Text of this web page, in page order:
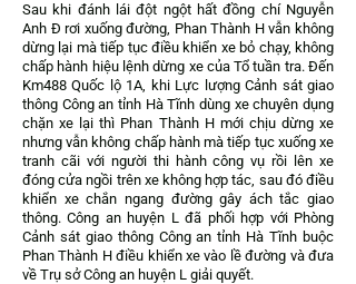
Sau khi đánh lái đột ngột hất đồng chí Nguyễn
Anh Đ rơi xuống đường, Phan Thành H vẫn không
dừng lại mà tiếp tục điều khiển xe bỏ chạy, không
chấp hành hiệu lệnh dừng xe của Tổ tuần tra. Đến
Km488 Quốc lộ 1A, khi Lực lượng Cảnh sát giao
thông Công an tỉnh Hà Tĩnh dùng xe chuyên dụng
chặn xe lại thì Phan Thành H mới chịu dừng xe
nhưng vẫn không chấp hành mà tiếp tục xuống xe
tranh cãi với người thi hành công vụ rồi lên xe
đóng cửa ngồi trên xe không hợp tác, sau đó điều
khiển xe chắn ngang đường gây ách tắc giao
thông. Công an huyện L đã phối hợp với Phòng
Cảnh sát giao thông Công an tỉnh Hà Tĩnh buộc
Phan Thành H điều khiển xe vào lề đường và đưa
về Trụ sở Công an huyện L giải quyết.